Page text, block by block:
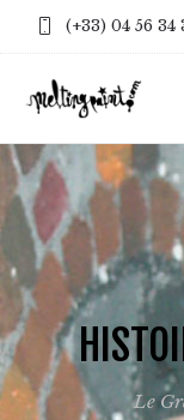
(+33) 04 56 34
Le